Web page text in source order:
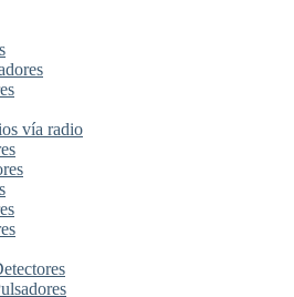
vía radio